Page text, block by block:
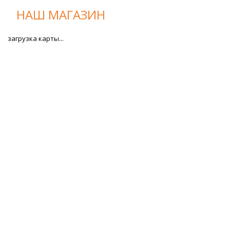
НАШ МАГАЗИН
загрузка карты...